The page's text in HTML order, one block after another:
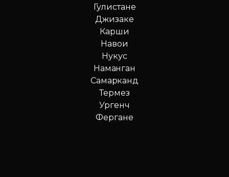
Гулистане
Джизаке
Карши
Навои
Нукус
Наманган
Самарканд
Термез
Ургенч
Фергане